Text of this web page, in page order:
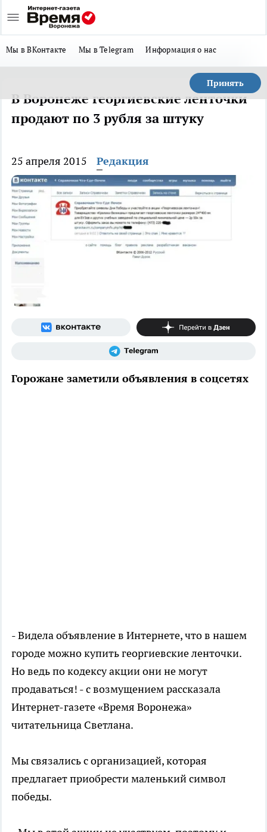
Мы в ВКонтакте Мы в Telegram Информация о нас
Принять
В Воронеже георгиевские ленточки
продают по 3 рубля за штуку
25 апреля 2015 Редакция
Горожане заметили объявления в соцсетях
- Видела объявление в Интернете, что в нашем
городе можно купить георгиевские ленточки.
Но ведь по кодексу акции они не могут
продаваться! - с возмущением рассказала
Интернет-газете «Время Воронежа»
читательница Светлана.
Мы связались с организацией, которая
предлагает приобрести маленький символ
победы.